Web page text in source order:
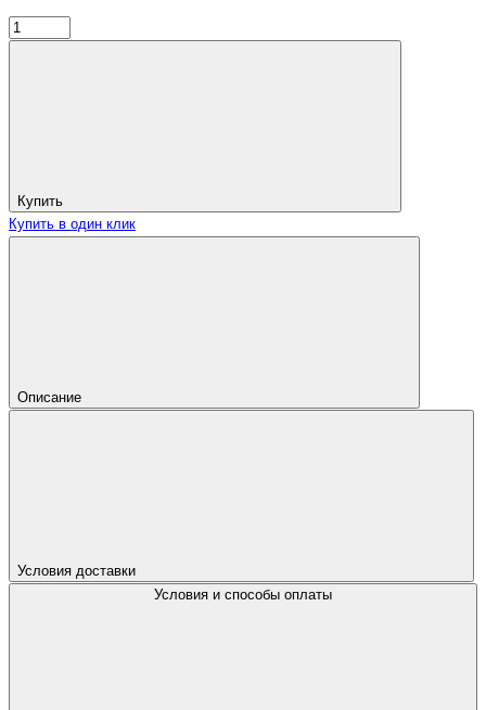
Купить
Купить в один клик
Описание
Условия доставки
Условия и способы оплаты